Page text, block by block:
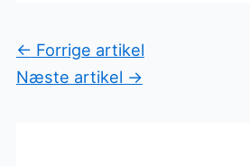
← Forrige artikel
Næste artikel →